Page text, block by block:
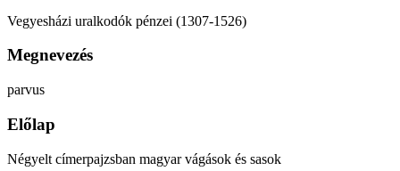
Vegyesházi uralkodók pénzei (1307-1526)
Megnevezés
parvus
Előlap
Négyelt címerpajzsban magyar vágások és sasok